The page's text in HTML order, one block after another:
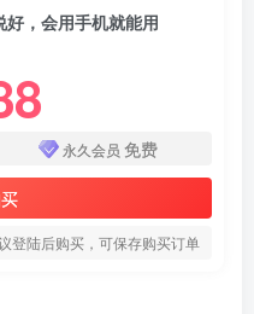
，会用手机就能用
永久会员 免费
登陆后购买，可保存购买订单